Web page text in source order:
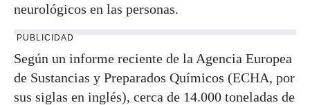
neurológicos en las personas.
PUBLICIDAD
Según un informe reciente de la Agencia Europea
de Sustancias y Preparados Químicos (ECHA, por
sus siglas en inglés), cerca de 14.000 toneladas de